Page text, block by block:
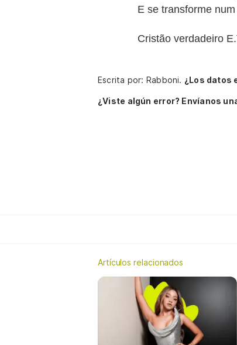
E se transforme
Cristão verdadeiro
Escrita por: Rabboni. ¿Los datos
¿Viste algún error? Envíanos
Artículos relacionados